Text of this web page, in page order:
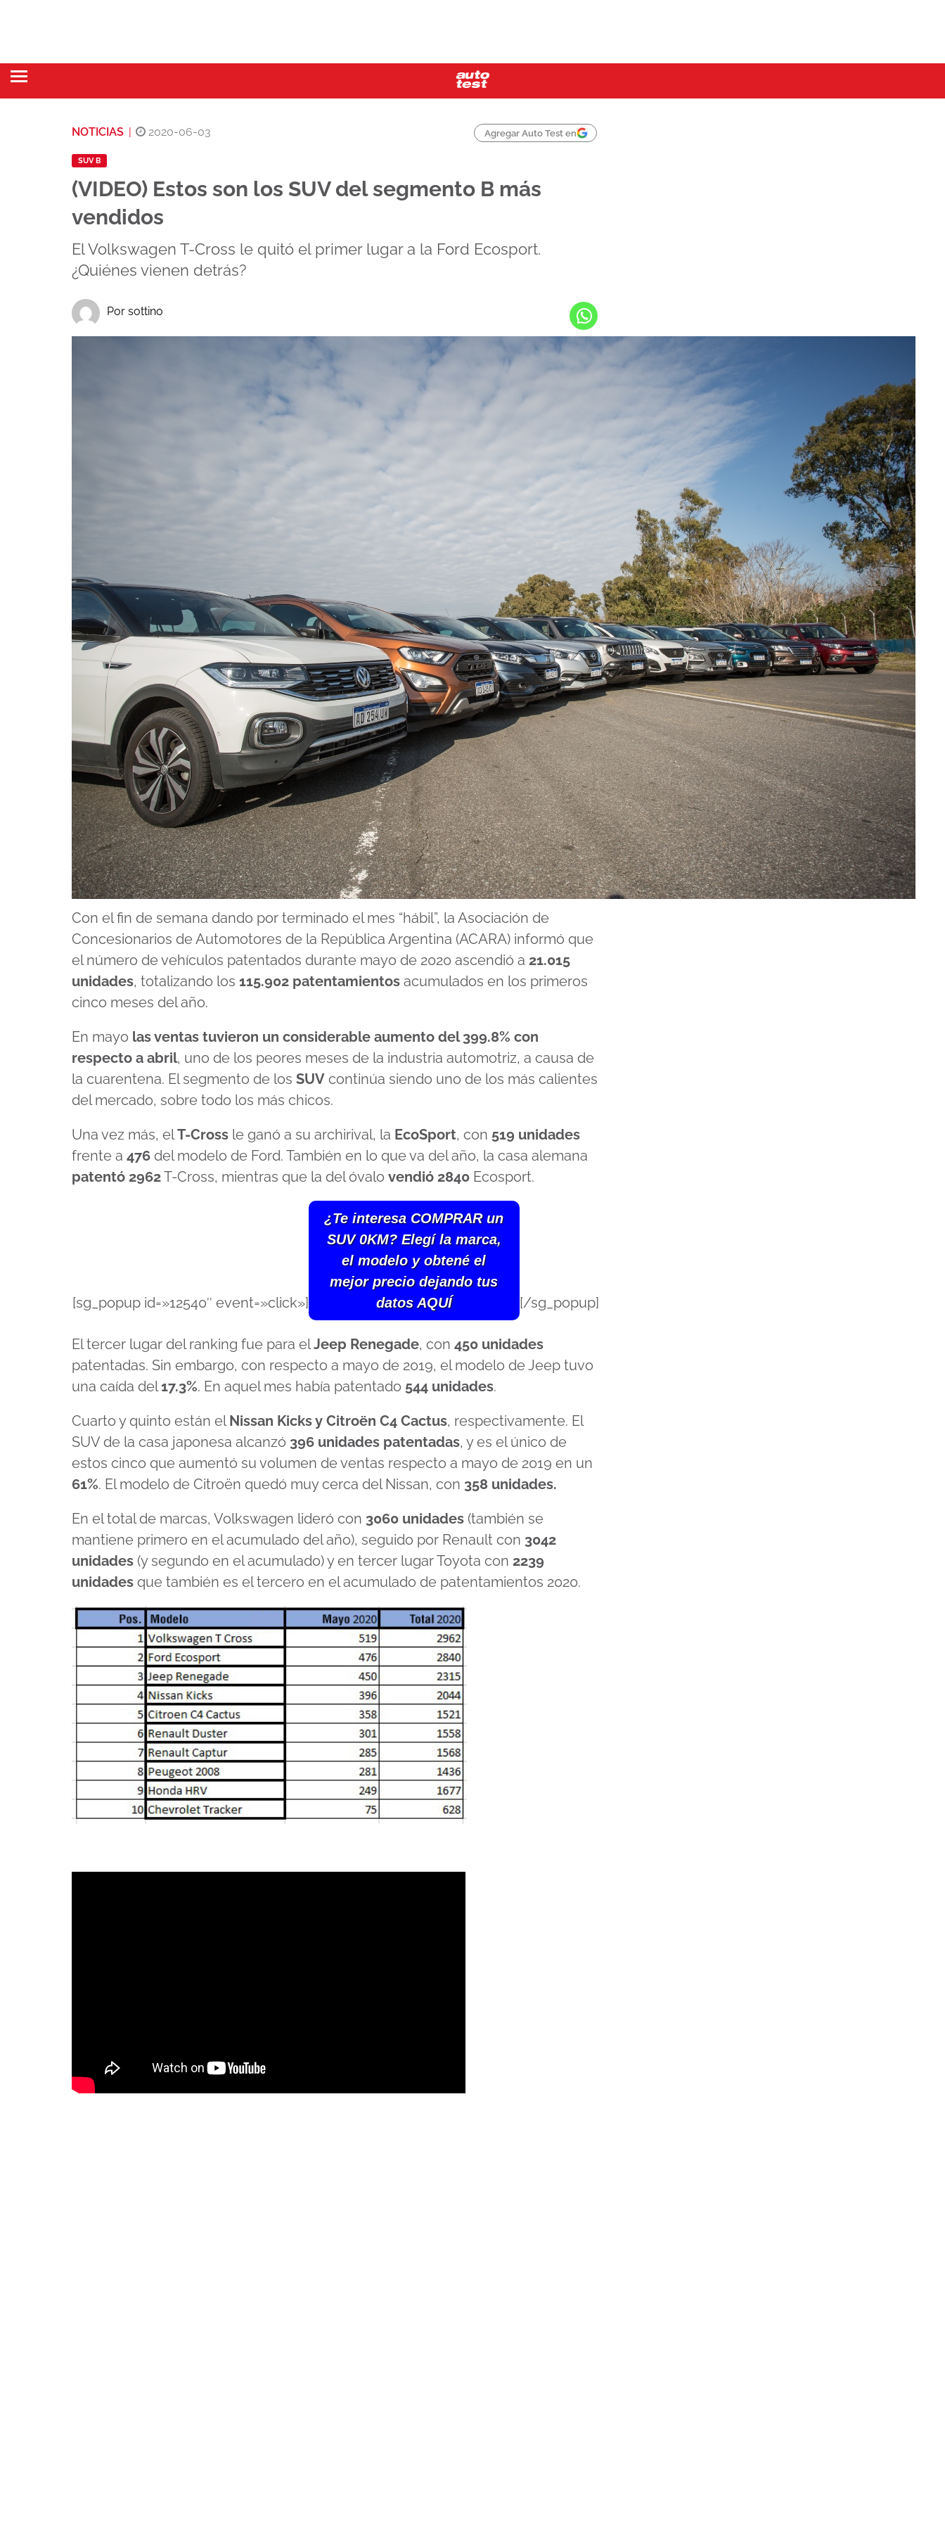
NOTICIAS 2020-06-03 Agregar Auto Test en
SUV B
(VIDEO) Estos son los SUV del segmento B más
vendidos
El Volkswagen T-Cross le quitó el primer lugar a la Ford Ecosport.
¿Quiénes vienen detrás?
Por sottino
Con el fin de semana dando por terminado el mes “hábil”, la Asociación de
Concesionarios de Automotores de la República Argentina (ACARA) informó que
el número de vehículos patentados durante mayo de 2020 ascendió a 21.015
unidades, totalizando los 115.902 patentamientos acumulados en los primeros
cinco meses del año.
En mayo las ventas tuvieron un considerable aumento del 399.8% con
respecto a abril, uno de los peores meses de la industria automotriz, a causa de
la cuarentena. El segmento de los SUV continúa siendo uno de los más calientes
del mercado, sobre todo los más chicos.
Una vez más, elT-Cross le ganó a su archirival, la EcoSport, con 519 unidades
frente a 476 del modelo de Ford. También en lo que va del año, la casa alemana
patentó 2962T-Cross, mientras que la del óvalo vendió 2840 Ecosport.
[sg_popup id=»12540″ event=»click»]
¿Te interesa COMPRAR un
SUV 0KM? Elegí la marca,
el modelo y obtené el
mejor precio dejando tus
datos AQUÍ
[/sg_popup]
El tercer lugar del ranking fue para elJeep Renegade, con 450 unidades
patentadas. Sin embargo, con respecto a mayo de 2019, el modelo de Jeep tuvo
una caída del17.3%. En aquel mes había patentado 544 unidades.
Cuarto y quinto están elNissan Kicks y Citroën C4 Cactus, respectivamente. El
SUV de la casa japonesa alcanzó 396 unidades patentadas, y es el único de
estos cinco que aumentó su volumen de ventas respecto a mayo de 2019 en un
61%. El modelo de Citroën quedó muy cerca del Nissan, con 358 unidades.
En el total de marcas, Volkswagen lideró con 3060 unidades (también se
mantiene primero en el acumulado del año), seguido por Renault con 3042
unidades (y segundo en el acumulado) y en tercer lugar Toyota con 2239
unidades que también es el tercero en el acumulado de patentamientos 2020.